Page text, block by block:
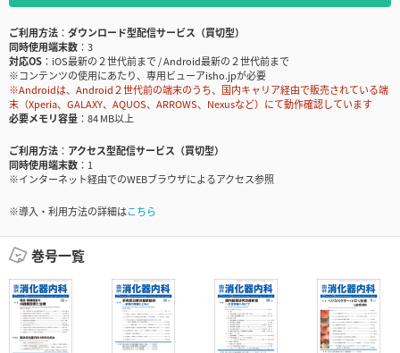
ご利用方法
ダウンロード型配信サービス（買切型）
同時使用端末数
3
対応OS
iOS最新の２世代前まで / Android最新の２世代前まで
※コンテンツの使用にあたり、専用ビューアisho.jpが必要
※Androidは、Android２世代前の端末のうち、国内キャリア経由で販売されている端
末（Xperia、GALAXY、AQUOS、ARROWS、Nexusなど）にて動作確認しています
必要メモリ容量
84 MB以上
ご利用方法
アクセス型配信サービス（買切型）
同時使用端末数
1
※インターネット経由でのWEBブラウザによるアクセス参照
※導入・利用方法の詳細はこちら
巻号一覧